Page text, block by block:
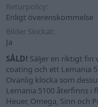
Returpolicy
Enligt överenskommelse
Bilder Skickat
Ja
SÅLD! Säljer en riktigt fin
coating och ett Lemania
Ovanlig klocka som
Lemania 5100 återfinns i
Heuer, Omega, Sinn och